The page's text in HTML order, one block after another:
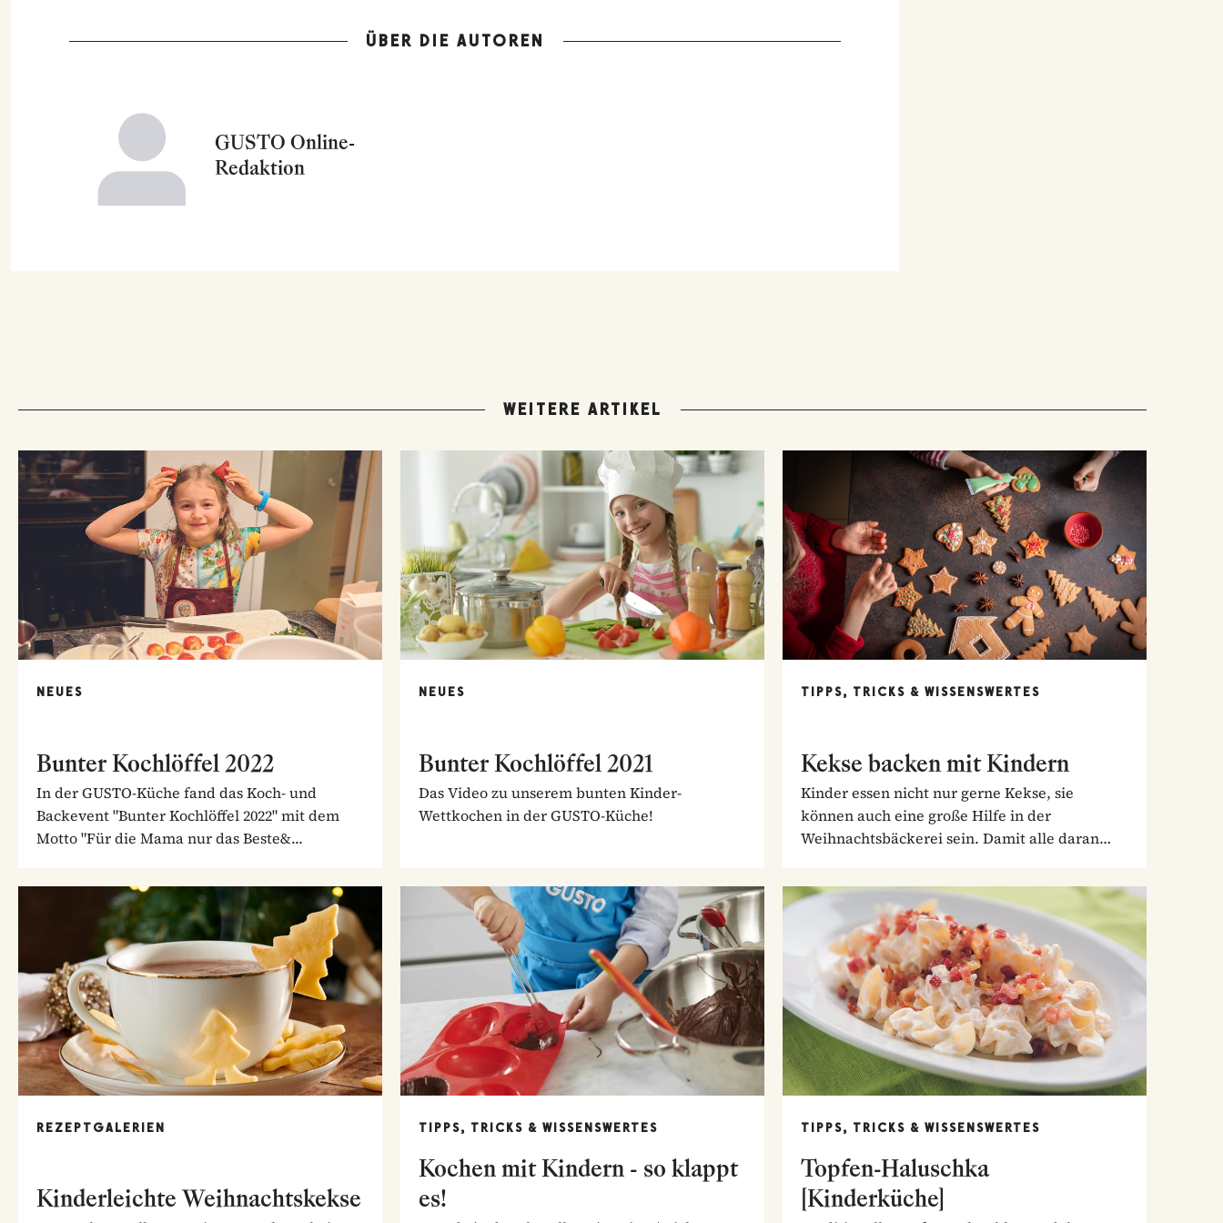
ÜBER DIE AUTOREN
GUSTO Online-
Redaktion
WEITERE ARTIKEL
NEUES
Bunter Kochlöffel 2022
In der GUSTO-Küche fand das Koch- und
Backevent "Bunter Kochlöffel 2022" mit dem
Motto "Für die Mama nur das Beste&...
NEUES
Bunter Kochlöffel 2021
Das Video zu unserem bunten Kinder-
Wettkochen in der GUSTO-Küche!
TIPPS, TRICKS & WISSENSWERTES
Kekse backen mit Kindern
Kinder essen nicht nur gerne Kekse, sie
können auch eine große Hilfe in der
Weihnachtsbäckerei sein. Damit alle daran
REZEPTGALERIEN
Kinderleichte Weihnachtskekse
TIPPS, TRICKS & WISSENSWERTES
Kochen mit Kindern - so klappt
es!
TIPPS, TRICKS & WISSENSWERTES
Topfen-Haluschka
[Kinderküche]